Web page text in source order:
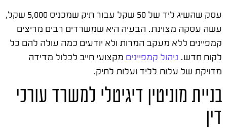
עסק שהשיג ליד של 50 שקל עבור תיק שמכניס 5,000 שקל,
עשה עסקה מצוינת. הבעיה היא שמשרדים רבים מריצים
קמפיינים ללא מעקב המרות ולא יודעים כמה עולה להם כל
לקוח חדש. ניהול קמפיינים מקצועי חייב לכלול מדידה
מדויקת של עלות לליד ועלות לתיק.
בניית מוניטין דיגיטלי למשרד עורכי
דין